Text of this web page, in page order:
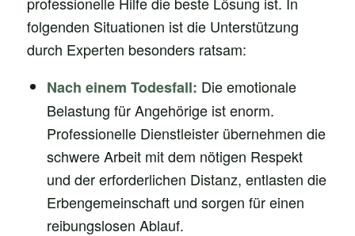
folgenden Situationen ist die Unterstützung
durch Experten besonders ratsam:
Nach einem Todesfall: Die emotionale
Belastung für Angehörige ist enorm.
Professionelle Dienstleister übernehmen die
schwere Arbeit mit dem nötigen Respekt
und der erforderlichen Distanz, entlasten die
Erbengemeinschaft und sorgen für einen
reibungslosen Ablauf.